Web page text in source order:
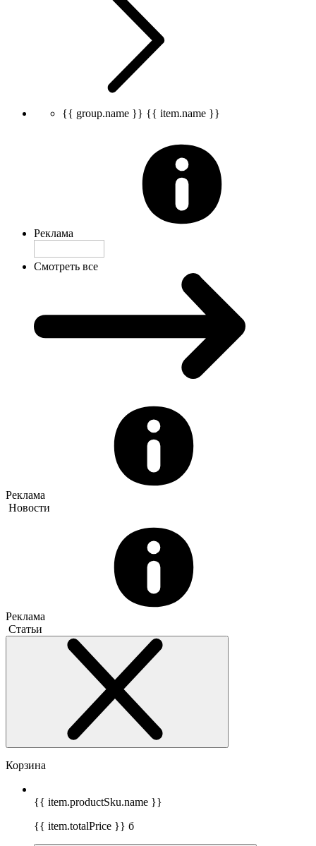
{{ group.name }} {{ item.name }}
Реклама
Смотреть все
Реклама
Новости
Реклама
Статьи
Корзина
{{ item.productSku.name }}
{{ item.totalPrice }} б